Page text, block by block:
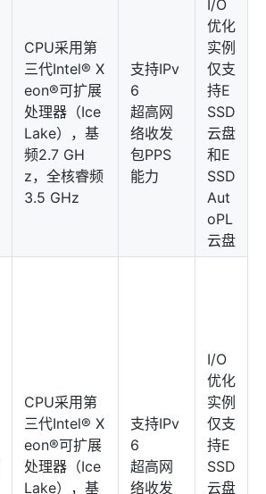
CPU采用第
三代Intel® X
eon®可扩展
处理器（Ice
Lake），基
频2.7 GH
z，全核睿频
3.5 GHz
支持IPv
6
超高网
络收发
包PPS
能力
I/O
优化
实例
仅支
持E
SSD
云盘
和E
SSD
Aut
oPL
云盘
CPU采用第
三代Intel® X
eon®可扩展
处理器（Ice
Lake），基
支持IPv
6
超高网
络收发
I/O
优化
实例
仅支
持E
SSD
云盘